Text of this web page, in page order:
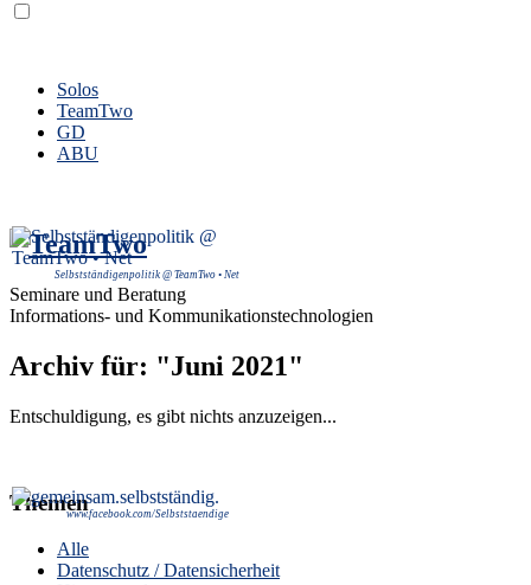
Solos
TeamTwo
GD
ABU
Seminare und Beratung
Informations- und Kommunikationstechnologien
Selbstständigenpolitik @ TeamTwo • Net
www.facebook.com/Selbststaendige
Archiv für: "Juni 2021"
Entschuldigung, es gibt nichts anzuzeigen...
Themen
Alle
Datenschutz / Datensicherheit